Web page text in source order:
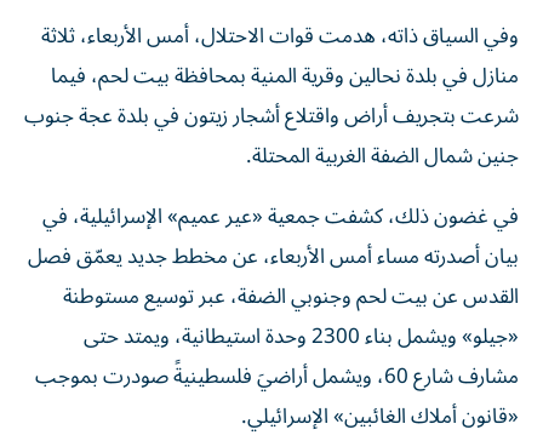
وفي السياق ذاته، هدمت قوات الاحتلال، أمس الأربعاء، ثلاثة
منازل في بلدة نحالين وقرية المنية بمحافظة بيت لحم، فيما
شرعت بتجريف أراض واقتلاع أشجار زيتون في بلدة عجة جنوب
جنين شمال الضفة الغربية المحتلة.
في غضون ذلك، كشفت جمعية «عير عميم» الإسرائيلية، في
بيان أصدرته مساء أمس الأربعاء، عن مخطط جديد يعمّق فصل
القدس عن بيت لحم وجنوبي الضفة، عبر توسيع مستوطنة
«جيلو» ويشمل بناء 2300 وحدة استيطانية، ويمتد حتى
مشارف شارع 60، ويشمل أراضيَ فلسطينيةً صودرت بموجب
«قانون أملاك الغائبين» الإسرائيلي.